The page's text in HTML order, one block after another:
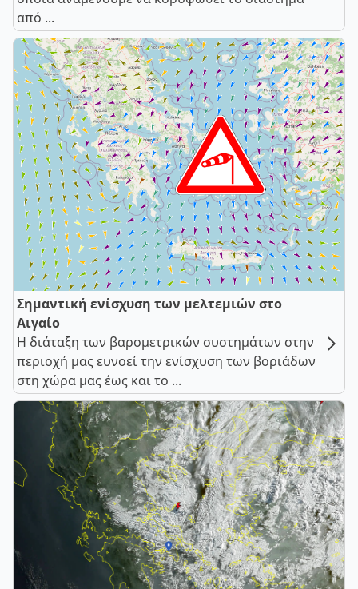
από ...
Σημαντική ενίσχυση των μελτεμιών στο
Αιγαίο
Η διάταξη των βαρομετρικών συστημάτων στην
περιοχή μας ευνοεί την ενίσχυση των βοριάδων
στη χώρα μας έως και το ...